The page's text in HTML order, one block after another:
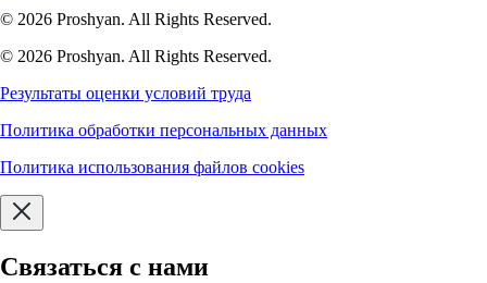
© 2026 Proshyan. All Rights Reserved.
© 2026 Proshyan. All Rights Reserved.
Результаты оценки условий труда
Политика обработки персональных данных
Политика использования файлов cookies
Связаться с нами